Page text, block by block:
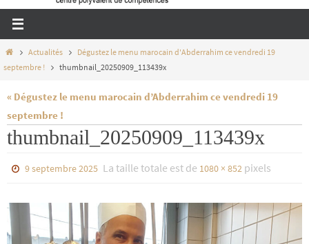
HomeActualités
Dégustez le menu marocain d'Abderrahim ce vendredi 19
septembre !
thumbnail_20250909_113439x
« Dégustez le menu marocain d’Abderrahim ce vendredi 19
septembre !
thumbnail_20250909_113439x
9 septembre 2025 La taille totale est de 1080 × 852 pixels